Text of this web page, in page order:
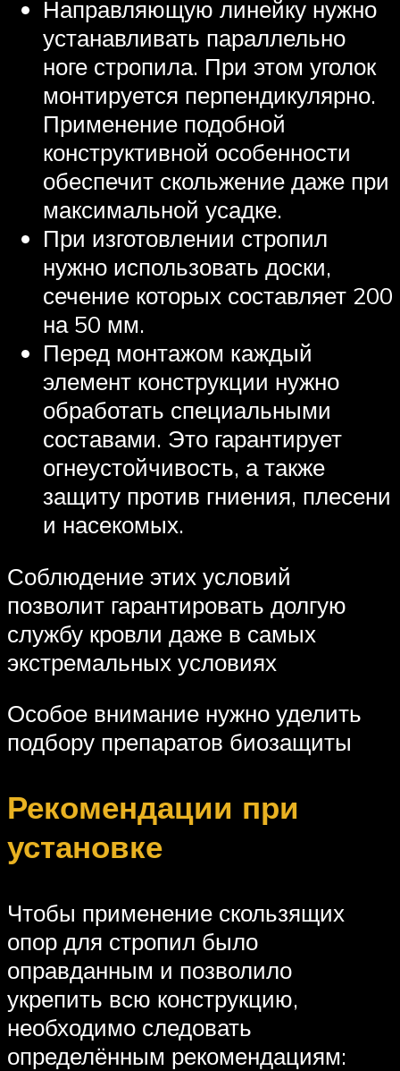
Направляющую линейку нужно
устанавливать параллельно
ноге стропила. При этом уголок
монтируется перпендикулярно.
Применение подобной
конструктивной особенности
обеспечит скольжение даже при
максимальной усадке.
При изготовлении стропил
нужно использовать доски,
сечение которых составляет 200
на 50 мм.
Перед монтажом каждый
элемент конструкции нужно
обработать специальными
составами. Это гарантирует
огнеустойчивость, а также
защиту против гниения, плесени
и насекомых.
Соблюдение этих условий
позволит гарантировать долгую
службу кровли даже в самых
экстремальных условиях
Особое внимание нужно уделить
подбору препаратов биозащиты
Рекомендации при
установке
Чтобы применение скользящих
опор для стропил было
оправданным и позволило
укрепить всю конструкцию,
необходимо следовать
определённым рекомендациям: